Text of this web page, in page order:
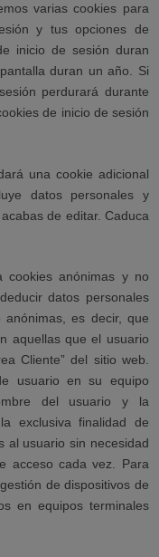
varias cookies para
y tus opciones de
inicio de sesión duran
duran un año. Si
perdurará durante
de inicio de sesión
una cookie adicional
datos personales y
de editar. Caduca
cookies anónimas y no
datos personales
es decir, que
aquellas que el usuario
Cliente” del sitio web.
usuario en su equipo
del usuario y la
exclusiva finalidad de
al usuario sin necesidad
acceso cada vez. Para
de dispositivos de
en equipos terminales